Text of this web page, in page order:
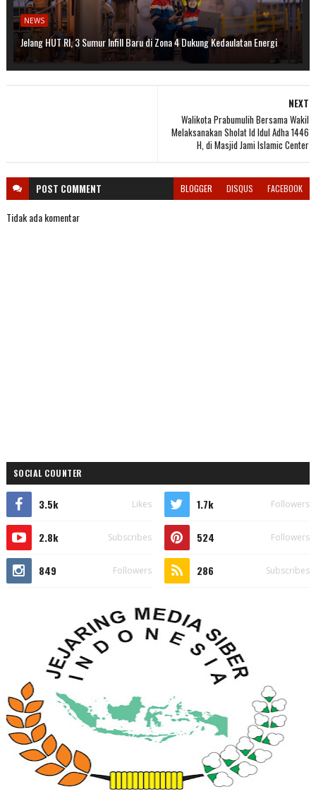
NEWS
Jelang HUT RI, 3 Sumur Infill Baru di Zona 4 Dukung Kedaulatan Energi
NEXT
Walikota Prabumulih Bersama Wakil
Melaksanakan Sholat Id Idul Adha 1446
H, di Masjid Jami Islamic Center
POST COMMENT BLOGGER DISQUS FACEBOOK
Tidak ada komentar
SOCIAL COUNTER
3.5k Likes 1.7k Followers
2.8k Subscribes 524 Followers
849 Followers 286 Subscribes